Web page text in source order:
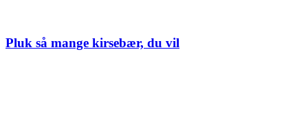
Pluk så mange kirsebær, du vil